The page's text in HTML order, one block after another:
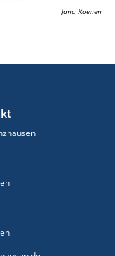
Jana Koenen